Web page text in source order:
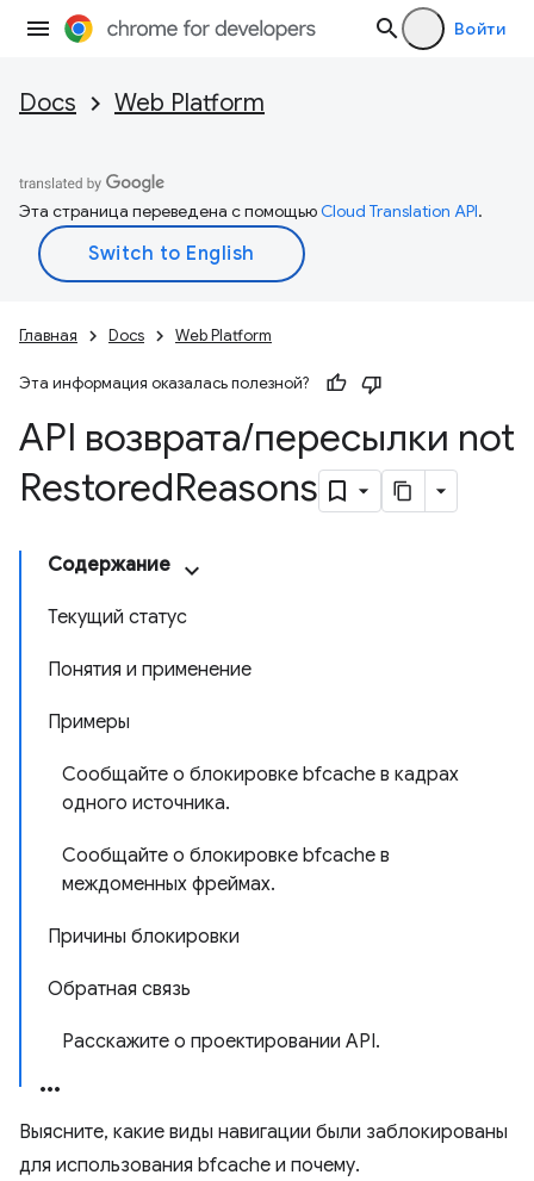
Войти
Docs Web Platform
Эта страница переведена с помощьюCloud Translation API.
Главная Docs Web Platform
Эта информация оказалась полезной?
API возврата/пересылки not
RestoredReasons
Содержание
Текущий статус
Понятия и применение
Примеры
Сообщайте о блокировке bfcache в кадрах
одного источника.
Сообщайте о блокировке bfcache в
междоменных фреймах.
Причины блокировки
Обратная связь
Расскажите о проектировании API.
Выясните, какие виды навигации были заблокированы
для использования bfcache и почему.